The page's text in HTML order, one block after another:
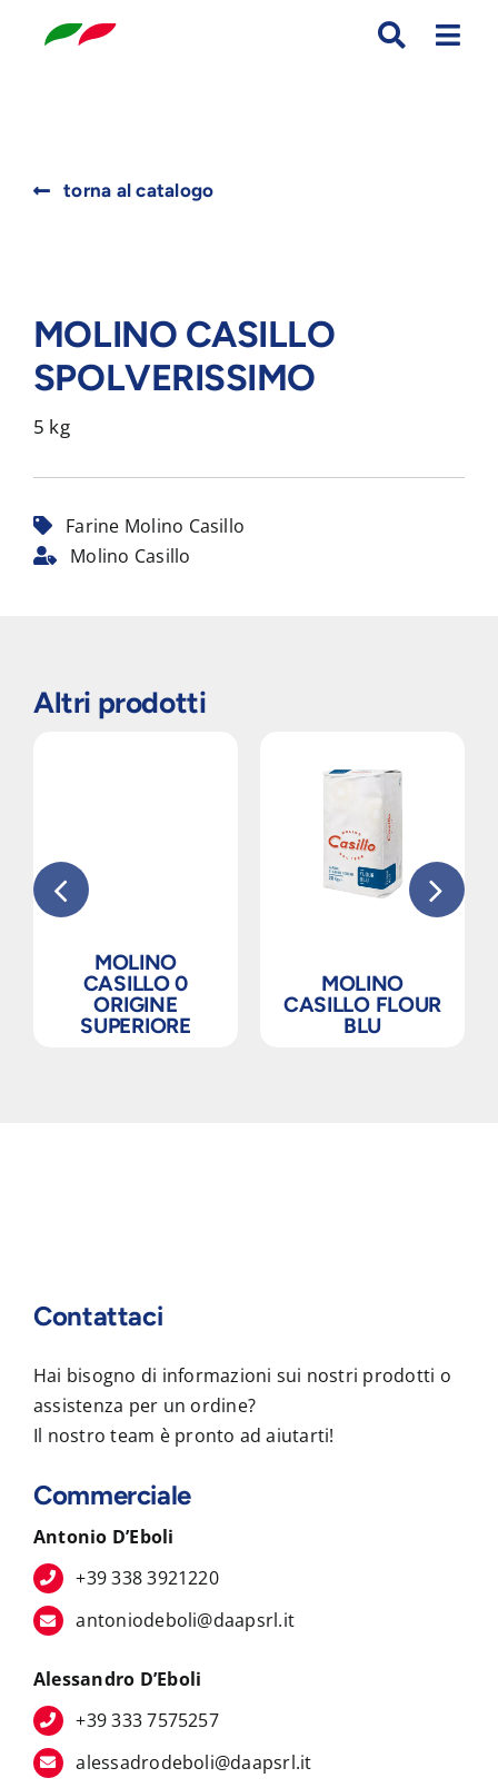
torna al catalogo
MOLINO CASILLO
SPOLVERISSIMO
5 kg
Farine Molino Casillo
Molino Casillo
Altri prodotti
MOLINO
CASILLO 0
ORIGINE
SUPERIORE
MOLINO
CASILLO FLOUR
BLU
Contattaci
Hai bisogno di informazioni sui nostri prodotti o
assistenza per un ordine?
Il nostro team è pronto ad aiutarti!
Commerciale
Antonio D’Eboli
+39 338 3921220
antoniodeboli@daapsrl.it
Alessandro D’Eboli
+39 333 7575257
alessadrodeboli@daapsrl.it
for: